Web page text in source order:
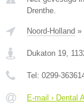
Drenthe.
Noord-Holland »
Dukaton 19,
Tel: 0299-
E-mail › Dental